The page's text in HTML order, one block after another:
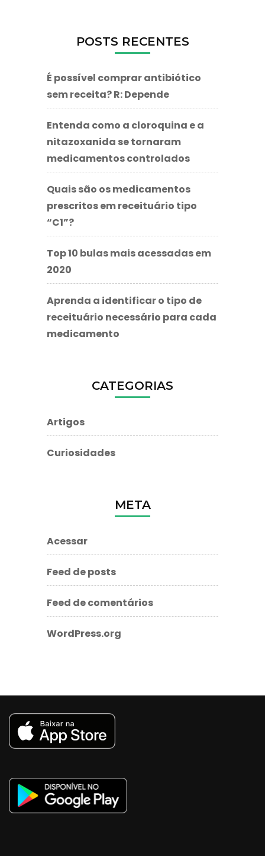
POSTS RECENTES
É possível comprar antibiótico
sem receita? R: Depende
Entenda como a cloroquina e a
nitazoxanida se tornaram
medicamentos controlados
Quais são os medicamentos
prescritos em receituário tipo
“C1”?
Top 10 bulas mais acessadas em
2020
Aprenda a identificar o tipo de
receituário necessário para cada
medicamento
CATEGORIAS
Artigos
Curiosidades
META
Acessar
Feed de posts
Feed de comentários
WordPress.org